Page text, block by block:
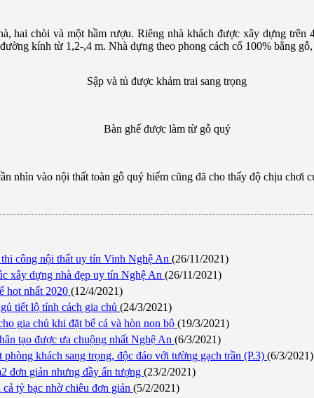
hai chòi và một hầm rượu. Riêng nhà khách được xây dựng trên
kính từ 1,2-,4 m. Nhà dựng theo phong cách cổ 100% bằng
Sập và tủ được khảm trai sang trọng
Bàn ghế được làm từ gỗ quý
nhìn vào nội thất toàn gỗ quý hiếm cũng đã cho thấy độ chịu chơi
công nội thất uy tín Vinh Nghệ An (26/11/2021)
xây dựng nhà đẹp uy tín Nghệ An (26/11/2021)
hot nhất 2020 (12/4/2021)
tiết lộ tính cách gia chủ (24/3/2021)
gia chủ khi đặt bể cá và hòn non bộ (19/3/2021)
tạo được ưa chuộng nhất Nghệ An (6/3/2021)
khách sang trọng, độc đáo với tường gạch trần (P.3) (6/3/2021)
đơn giản nhưng đầy ấn tượng (23/2/2021)
tỷ bạc nhờ chiêu đơn giản (5/2/2021)